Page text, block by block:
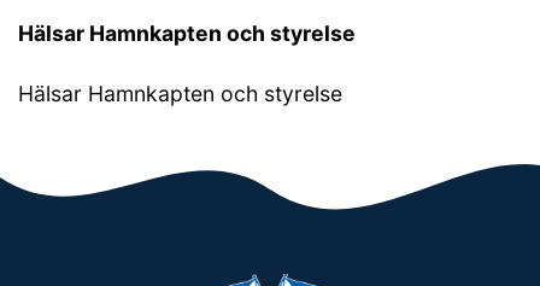
Hälsar Hamnkapten och styrelse
Hälsar Hamnkapten och styrelse